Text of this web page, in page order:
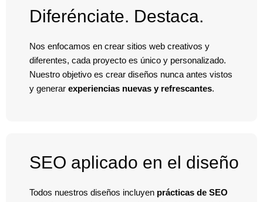
Diferénciate. Destaca.
Nos enfocamos en crear sitios web creativos y
diferentes, cada proyecto es único y personalizado.
Nuestro objetivo es crear diseños nunca antes vistos
y generar experiencias nuevas y refrescantes.
SEO aplicado en el diseño
Todos nuestros diseños incluyen prácticas de SEO